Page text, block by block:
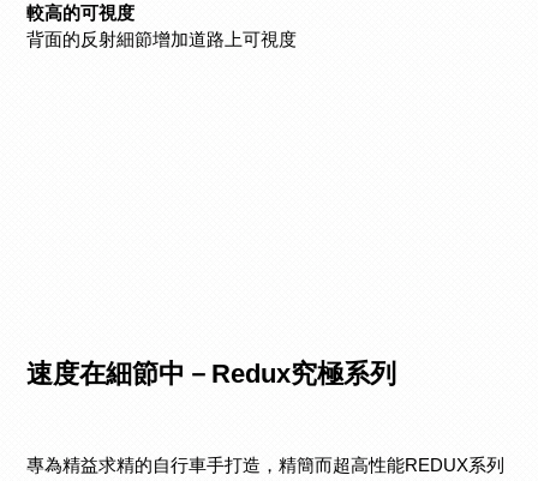
較高的可視度
背面的反射細節增加道路上可視度
速度在細節中－ Redux究極系列
專為精益求精的自行車手打造，精簡而超高性能REDUX系列